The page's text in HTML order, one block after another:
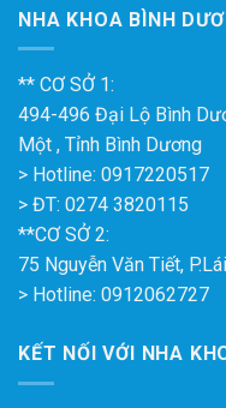
NHA KHOA BÌNH
** CƠ SỞ 1:
494-496 Đại Lộ Bình
Một , Tỉnh Bình Dương
> Hotline: 0917220517
> ĐT: 0274 3820115
**CƠ SỞ 2:
75 Nguyễn Văn Tiết,
> Hotline: 0912062727
KẾT NỐI VỚI NHA